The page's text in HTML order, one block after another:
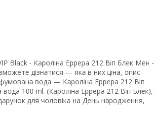
Black - Кароліна Еррера 212 Віп Блек Мен -
дізнатися — яка в них ціна, опис
вода — Кароліна Еррера 212 Віп
вода 100 ml. (Кароліна Еррера 212 Віп Блек),
для чоловіка на День народження,